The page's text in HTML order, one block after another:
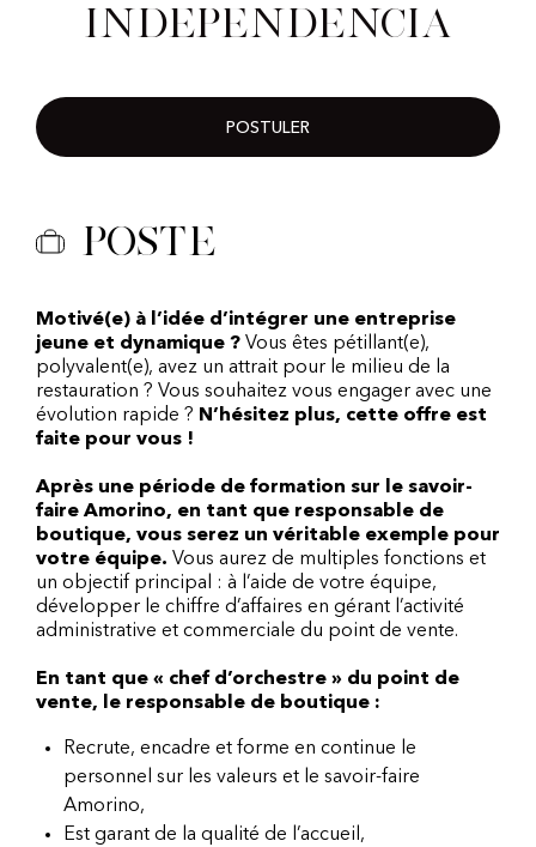
Independencia
POSTULER
Poste
Motivé(e) à l’idée d’intégrer une entreprise
jeune et dynamique ? Vous êtes pétillant(e),
polyvalent(e), avez un attrait pour le milieu de la
restauration ? Vous souhaitez vous engager avec une
évolution rapide ? N’hésitez plus, cette offre est
faite pour vous !
Après une période de formation sur le savoir-
faire Amorino, en tant que responsable de
boutique, vous serez un véritable exemple pour
votre équipe. Vous aurez de multiples fonctions et
un objectif principal : à l’aide de votre équipe,
développer le chiffre d’affaires en gérant l’activité
administrative et commerciale du point de vente.
En tant que « chef d’orchestre » du point de
vente, le responsable de boutique :
Recrute, encadre et forme en continue le
personnel sur les valeurs et le savoir-faire
Amorino,
Est garant de la qualité de l’accueil,